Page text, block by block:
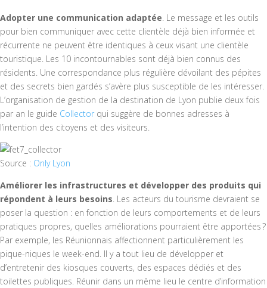
Adopter une communication adaptée . Le message et les outils
pour bien communiquer avec cette clientèle déjà bien informée et
récurrente ne peuvent être identiques à ceux visant une clientèle
touristique. Les 10 incontournables sont déjà bien connus des
résidents. Une correspondance plus régulière dévoilant des pépites
et des secrets bien gardés s’avère plus susceptible de les intéresser.
L’organisation de gestion de la destination de Lyon publie deux fois
par an le guide Collector qui suggère de bonnes adresses à
l’intention des citoyens et des visiteurs.
Source : Only Lyon
Améliorer les infrastructures et développer des produits qui
répondent à leurs besoins . Les acteurs du tourisme devraient se
poser la question : en fonction de leurs comportements et de leurs
pratiques propres, quelles améliorations pourraient être apportées ?
Par exemple, les Réunionnais affectionnent particulièrement les
pique-niques le week-end. Il y a tout lieu de développer et
d’entretenir des kiosques couverts, des espaces dédiés et des
toilettes publiques. Réunir dans un même lieu le centre d’information